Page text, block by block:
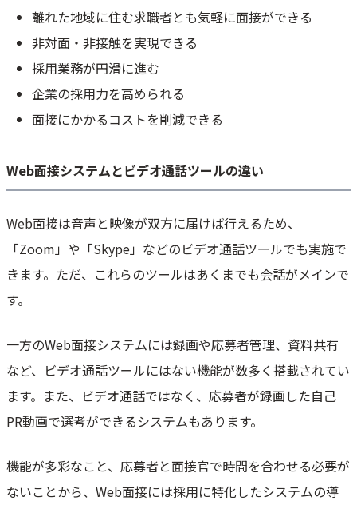
Web面接システムの活用で採用効率アップを目指そう
離れた地域に住む求職者とも気軽に面接ができる
非対面・非接触を実現できる
採用業務が円滑に進む
企業の採用力を高められる
面接にかかるコストを削減できる
Web面接システムとビデオ通話ツールの違い
Web面接は音声と映像が双方に届けば行えるため、
「Zoom」や「Skype」などのビデオ通話ツールでも実施で
きます。ただ、これらのツールはあくまでも会話がメインで
す。
一方のWeb面接システムには録画や応募者管理、資料共有
など、ビデオ通話ツールにはない機能が数多く搭載されてい
ます。また、ビデオ通話ではなく、応募者が録画した自己
PR動画で選考ができるシステムもあります。
機能が多彩なこと、応募者と面接官で時間を合わせる必要が
ないことから、Web面接には採用に特化したシステムの導